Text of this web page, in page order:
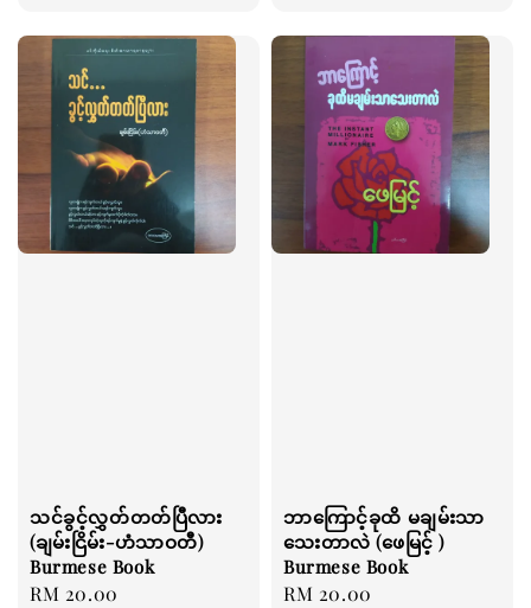
သင်ခွင့်လွှတ်တတ်ပြီလား
(ချမ်းငြိမ်း-ဟံသာဝတီ)
Burmese Book
Regular
RM 20.00
ဘာကြောင့်ခုထိ မချမ်းသာ
သေးတာလဲ (ဖေမြင့် )
Burmese Book
Regular
RM 20.00